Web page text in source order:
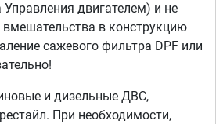
двигателем) и не
вмешательства в конструкцию
сажевого фильтра DPF или
и дизельные ДВС,
При необходимости,